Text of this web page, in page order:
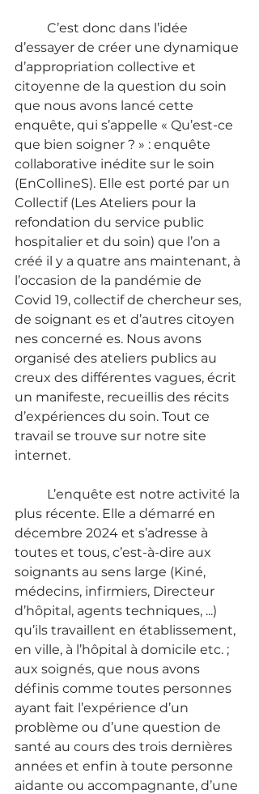
d’essayer de créer une dynamique
d’appropriation collective et
citoyenne de la question du soin
que nous avons lancé cette
enquête, qui s’appelle « Qu’est-ce
que bien soigner ? » : enquête
collaborative inédite sur le soin
(EnCollineS). Elle est porté par un
Collectif (Les Ateliers pour la
refondation du service public
hospitalier et du soin) que l’on a
créé il y a quatre ans maintenant, à
l’occasion de la pandémie de
Covid 19, collectif de chercheur ses,
de soignant es et d’autres citoyen
nes concerné es. Nous avons
organisé des ateliers publics au
creux des différentes vagues, écrit
un manifeste, recueillis des récits
d’expériences du soin. Tout ce
travail se trouve sur notre site
internet.
plus récente. Elle a démarré en
décembre 2024 et s’adresse à
toutes et tous, c’est-à-dire aux
soignants au sens large (Kiné,
médecins, infirmiers, Directeur
d’hôpital, agents techniques, ...)
qu’ils travaillent en établissement,
en ville, à l’hôpital à domicile etc. ;
aux soignés, que nous avons
définis comme toutes personnes
ayant fait l’expérience d’un
problème ou d’une question de
santé au cours des trois dernières
années et enfin à toute personne
aidante ou accompagnante, d’une